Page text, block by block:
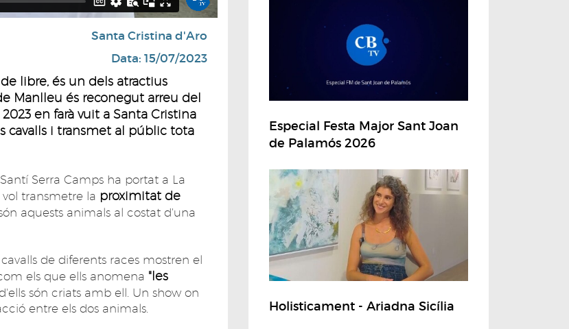
Santa Cristina d'Aro
Data: 15/07/2023
libre, és un dels atractius
Manlleu és reconegut arreu del
en farà vuit a Santa Cristina
cavalls i transmet al públic tota
Serra Camps ha portat a La
transmetre la proximitat de
aquests animals al costat d'una
de diferents races mostren el
els que ells anomena "les
són criats amb ell. Un show on
entre els dos animals.
Especial Festa Major Sant Joan
de Palamós 2026
Holisticament - Ariadna Sicília